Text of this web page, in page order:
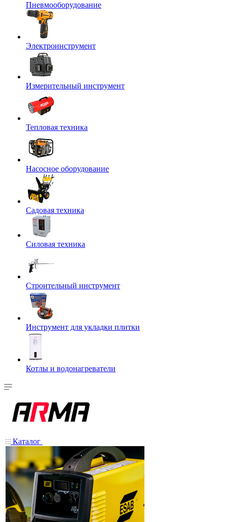
Пневмооборудование
Электроинструмент
Измерительный инструмент
Тепловая техника
Насосное оборудование
Садовая техника
Силовая техника
Строительный инструмент
Инструмент для укладки плитки
Котлы и водонагреватели
Каталог